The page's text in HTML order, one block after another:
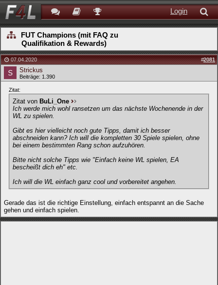
Login
FUT Champions (mit FAQ zu
Qualifikation & Rewards)
07.04.2020 #2081
Strickus
Beiträge: 1.390
Zitat:
Zitat von BuLi_One
Ich werde mich wohl ransetzen um das nächste Wochenende in der
WL zu spielen.
Gibt es hier vielleicht noch gute Tipps, damit ich besser
abschneiden kann? Ich will die kompletten 30 Spiele spielen, ohne
bei einem bestimmten Rang schon aufzuhören.
Bitte nicht solche Tipps wie "Einfach keine WL spielen, EA
bescheißt dich eh" etc.
Ich will die WL einfach ganz cool und vorbereitet angehen.
Gerade das ist die richtige Einstellung, einfach entspannt an die Sache
gehen und einfach spielen.